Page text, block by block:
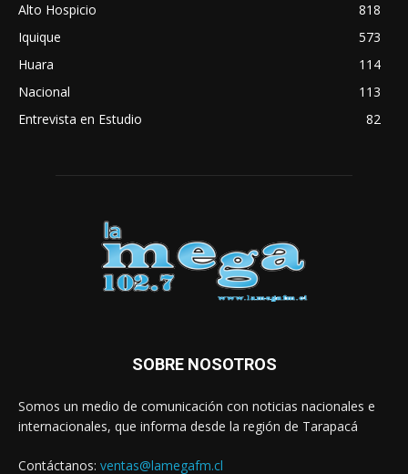
Alto Hospicio
818
Iquique
573
Huara
114
Nacional
113
Entrevista en Estudio
82
SOBRE NOSOTROS
Somos un medio de comunicación con noticias nacionales e
internacionales, que informa desde la región de Tarapacá
Contáctanos: ventas@lamegafm.cl